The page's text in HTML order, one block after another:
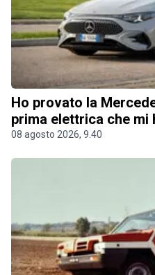
Ho provato la
prima elettrica che
08 agosto 2026, 9.40